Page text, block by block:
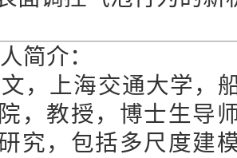
简介：
，上海交通大学，
，教授，博士生导
究，包括多尺度建